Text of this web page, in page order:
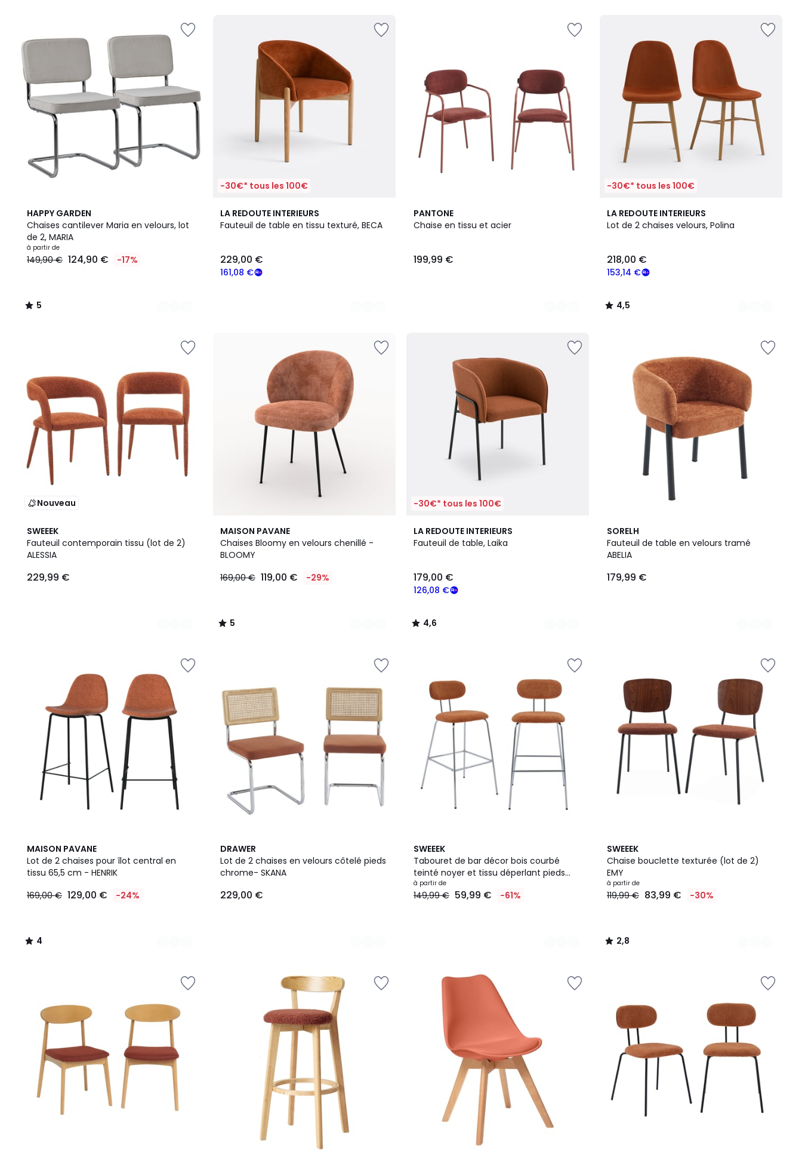
HAPPY GARDEN
Chaises cantilever Maria en velours, lot
de 2, MARIA
à partir de
149,90 € 124,90 € -17%
5
/
5
4
Couleurs
5
/
-30€* tous les 100€
LA REDOUTE INTERIEURS
Fauteuil de table en tissu texturé, BECA
161,08 €
229,00 €
2
Couleurs
PANTONE
Chaise en tissu et acier
199,99 €
3
Couleurs
-30€* tous les 100€
LA REDOUTE INTERIEURS
Lot de 2 chaises velours, Polina
153,14 €
218,00 €
4,5
/ 5
3
Couleurs
4,5
/
Nouveau
SWEEEK
Fauteuil contemporain tissu (lot de 2)
ALESSIA
229,99 €
4
Couleurs
MAISON PAVANE
Chaises Bloomy en velours chenillé -
BLOOMY
169,00 € 119,00 € -29%
5
/
5
4
Couleurs
5
/
-30€* tous les 100€
LA REDOUTE INTERIEURS
Fauteuil de table, Laika
126,08 €
179,00 €
4,6
/ 5
2
Couleurs
4,6
/
SORELH
Fauteuil de table en velours tramé
ABELIA
179,99 €
3
Couleurs
MAISON PAVANE
Lot de 2 chaises pour îlot central en
tissu 65,5 cm - HENRIK
169,00 € 129,00 € -24%
4
/
5
5
Couleurs
4
/
DRAWER
Lot de 2 chaises en velours côtelé pieds
chrome- SKANA
229,00 €
3
Couleurs
SWEEEK
Tabouret de bar décor bois courbé
teinté noyer et tissu déperlant pieds
chromé 76,5cm (lot de 2) ERIN
à partir de
149,99 € 59,99 € -61%
3
Couleurs
SWEEEK
Chaise bouclette texturée (lot de 2)
EMY
à partir de
119,99 € 83,99 € -30%
2,8
/ 5
5
Couleurs
2,8
/